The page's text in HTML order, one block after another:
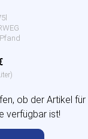
ob der Artikel für
verfügbar ist!